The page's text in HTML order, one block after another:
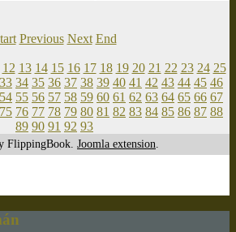
Previous Next End
12 13 14 15 16 17 18 19 20 21 22 23 24 25
33 34 35 36 37 38 39 40 41 42 43 44 45 46
54 55 56 57 58 59 60 61 62 63 64 65 66 67
75 76 77 78 79 80 81 82 83 84 85 86 87 88
89 90 91 92 93
FlippingBook. Joomla extension